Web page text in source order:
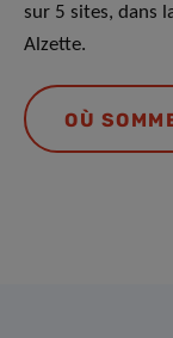
sur 5 sites, dans
Alzette.
OÙ